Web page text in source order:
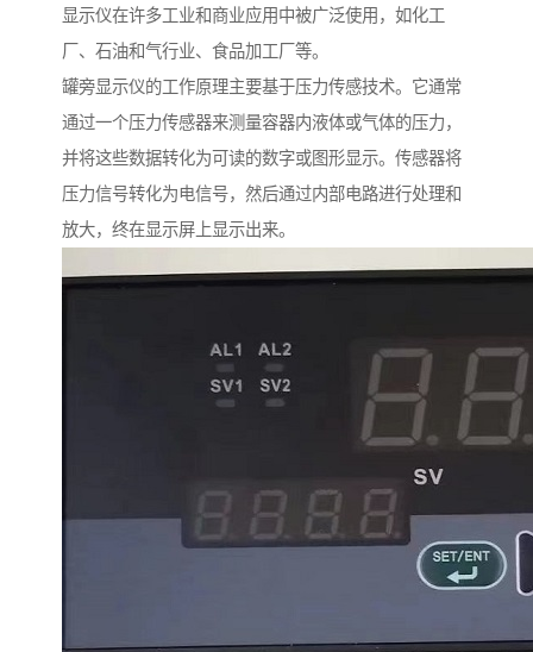
显示仪在许多工业和商业应用中被广泛使用，如化工
厂、石油和气行业、食品加工厂等。
罐旁显示仪的工作原理主要基于压力传感技术。它通常
通过一个压力传感器来测量容器内液体或气体的压力，
并将这些数据转化为可读的数字或图形显示。传感器将
压力信号转化为电信号，然后通过内部电路进行处理和
放大，终在显示屏上显示出来。